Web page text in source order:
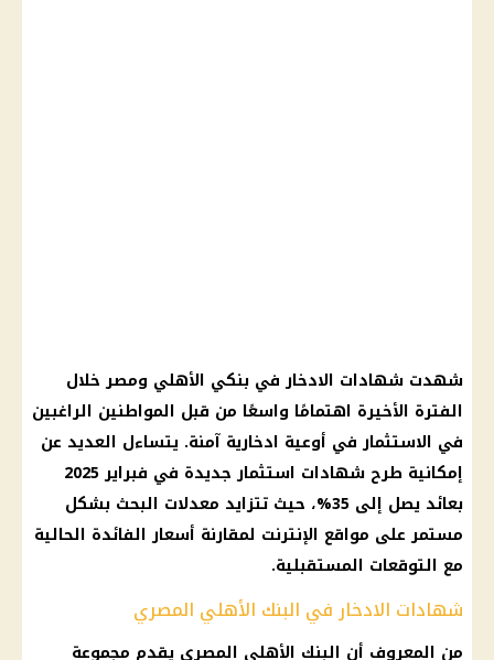
شهدت شهادات الادخار في بنكي الأهلي ومصر خلال
الفترة الأخيرة اهتمامًا واسعًا من قبل المواطنين الراغبين
في الاستثمار في أوعية ادخارية آمنة. يتساءل العديد عن
إمكانية طرح شهادات استثمار جديدة في فبراير 2025
بعائد يصل إلى 35%، حيث تتزايد معدلات البحث بشكل
مستمر على مواقع الإنترنت لمقارنة أسعار الفائدة الحالية
مع التوقعات المستقبلية.
شهادات الادخار في البنك الأهلي المصري
من المعروف أن البنك الأهلي المصري يقدم مجموعة